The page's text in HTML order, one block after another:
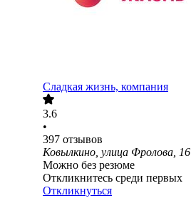
Сладкая жизнь, компания
3.6
•
397 отзывов
Ковылкино, улица Фролова, 16
Можно без резюме
Откликнитесь среди первых
Откликнуться